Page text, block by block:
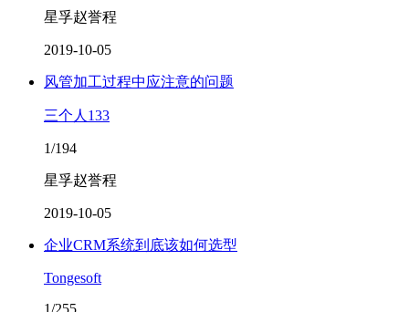
星孚赵誉程
2019-10-05
风管加工过程中应注意的问题
三个人133
1/194
星孚赵誉程
2019-10-05
企业CRM系统到底该如何选型
Tongesoft
1/255